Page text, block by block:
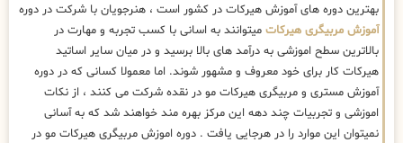
بهترین دوره های آموزش هیرکات در کشور است ، هنرجویان با شرکت در دوره
آموزش مربیگری هیرکات میتوانند به اسانی با کسب تجربه و مهارت در
بالاترین سطح اموزشی به درآمد های بالا برسید و در میان سایر اساتید
هیرکات کار برای خود معروف و مشهور شوند. اما معمولا کسانی که در دوره
آموزش مستری و مربیگری هیرکات مو در نقده شرکت می کنند ، از نکات
اموزشی و تجربیات چند دهه این مرکز بهره مند خواهند شد که به آسانی
نمیتوان این موارد را در هرجایی یافت . دوره اموزش مربیگری هیرکات مو در